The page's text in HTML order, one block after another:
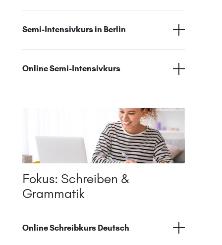
Semi-Intensivkurs in Berlin
Online Semi-Intensivkurs
Fokus: Schreiben &
Grammatik
Online Schreibkurs Deutsch